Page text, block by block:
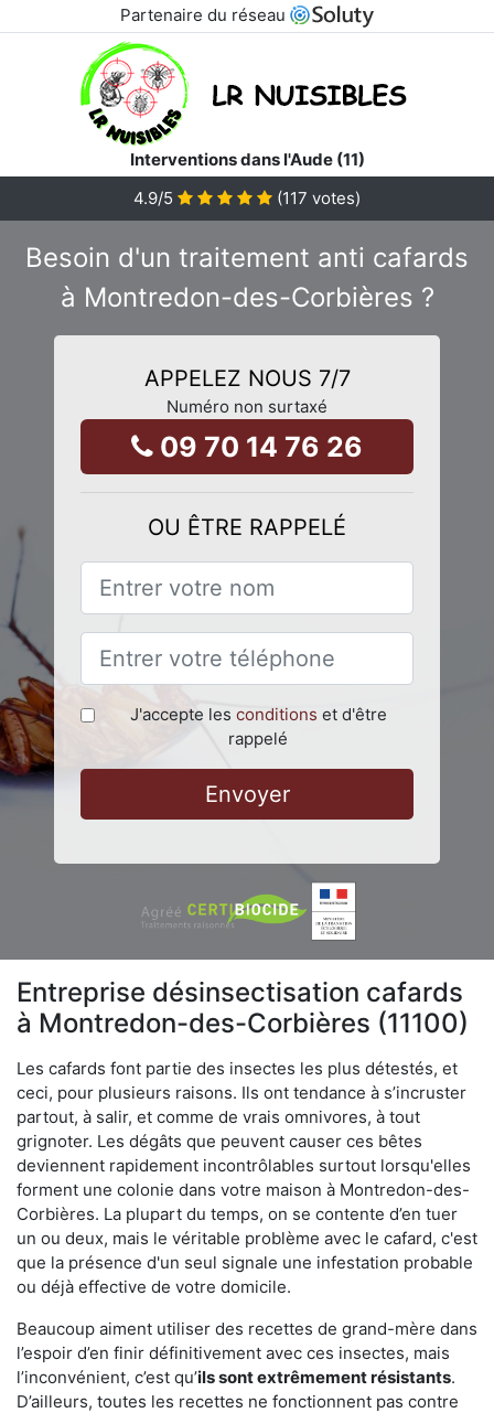
Partenaire du réseau
Interventions dans l'Aude (11)
4.9/5 (117 votes)
Besoin d'un traitement anti cafards
à Montredon-des-Corbières ?
APPELEZ NOUS 7/7
Numéro non surtaxé
09 70 14 76 26
OU ÊTRE RAPPELÉ
J'accepte les conditions et d'être
rappelé
Envoyer
Entreprise désinsectisation cafards
à Montredon-des-Corbières (11100)
Les cafards font partie des insectes les plus détestés, et
ceci, pour plusieurs raisons. Ils ont tendance à s’incruster
partout, à salir, et comme de vrais omnivores, à tout
grignoter. Les dégâts que peuvent causer ces bêtes
deviennent rapidement incontrôlables surtout lorsqu'elles
forment une colonie dans votre maison à Montredon-des-
Corbières. La plupart du temps, on se contente d’en tuer
un ou deux, mais le véritable problème avec le cafard, c'est
que la présence d'un seul signale une infestation probable
ou déjà effective de votre domicile.
Beaucoup aiment utiliser des recettes de grand-mère dans
l’espoir d’en finir définitivement avec ces insectes, mais
l’inconvénient, c’est qu’ils sont extrêmement résistants.
D’ailleurs, toutes les recettes ne fonctionnent pas contre